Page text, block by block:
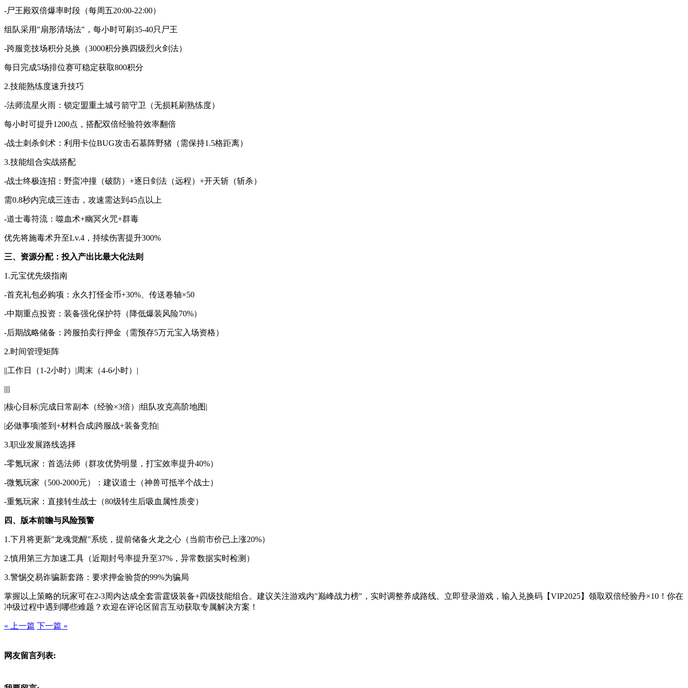
-尸王殿双倍爆率时段（每周五20:00-22:00）
组队采用"扇形清场法"，每小时可刷35-40只尸王
-跨服竞技场积分兑换（3000积分换四级烈火剑法）
每日完成5场排位赛可稳定获取800积分
2.技能熟练度速升技巧
-法师流星火雨：锁定盟重土城弓箭守卫（无损耗刷熟练度）
每小时可提升1200点，搭配双倍经验符效率翻倍
-战士刺杀剑术：利用卡位BUG攻击石墓阵野猪（需保持1.5格距离）
3.技能组合实战搭配
-战士终极连招：野蛮冲撞（破防）+逐日剑法（远程）+开天斩（斩杀）
需0.8秒内完成三连击，攻速需达到45点以上
-道士毒符流：噬血术+幽冥火咒+群毒
优先将施毒术升至Lv.4，持续伤害提升300%
三、资源分配：投入产出比最大化法则
1.元宝优先级指南
-首充礼包必购项：永久打怪金币+30%、传送卷轴×50
-中期重点投资：装备强化保护符（降低爆装风险70%）
-后期战略储备：跨服拍卖行押金（需预存5万元宝入场资格）
2.时间管理矩阵
||工作日（1-2小时）|周末（4-6小时）|
||||
|核心目标|完成日常副本（经验×3倍）|组队攻克高阶地图|
|必做事项|签到+材料合成|跨服战+装备竞拍|
3.职业发展路线选择
-零氪玩家：首选法师（群攻优势明显，打宝效率提升40%）
-微氪玩家（500-2000元）：建议道士（神兽可抵半个战士）
-重氪玩家：直接转生战士（80级转生后吸血属性质变）
四、版本前瞻与风险预警
1.下月将更新"龙魂觉醒"系统，提前储备火龙之心（当前市价已上涨20%）
2.慎用第三方加速工具（近期封号率提升至37%，异常数据实时检测）
3.警惕交易诈骗新套路：要求押金验货的99%为骗局
掌握以上策略的玩家可在2-3周内达成全套雷霆级装备+四级技能组合。建议关注游戏内"巅峰战力榜"，实时调整养成路线。立即登录游戏，输入兑换码【VIP2025】领取双倍经验丹×10！你在
冲级过程中遇到哪些难题？欢迎在评论区留言互动获取专属解决方案！
« 上一篇 下一篇 »
网友留言列表: